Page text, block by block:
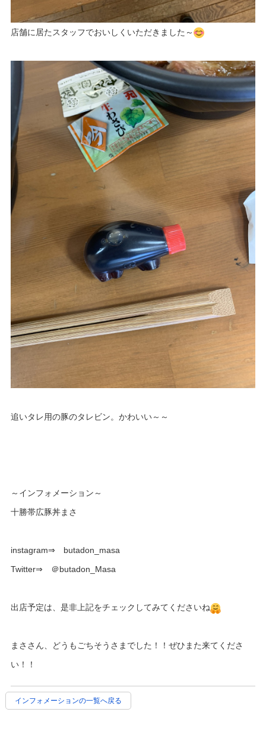
店舗に居たスタッフでおいしくいただきました～
追いタレ用の豚のタレビン。かわいい～～
～インフォメーション～
十勝帯広豚丼まさ
instagram⇒ butadon_masa
Twitter⇒ ＠butadon_Masa
出店予定は、是非上記をチェックしてみてくださいね
まささん、どうもごちそうさまでした！！ぜひまた来てくださ
い！！
インフォメーションの一覧へ戻る